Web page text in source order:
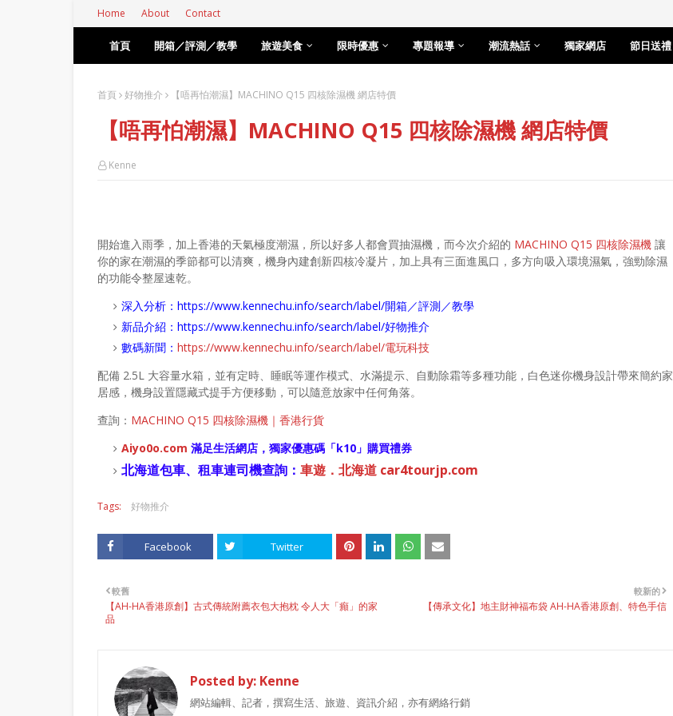
Home About Contact
首頁 開箱／評測／教學 旅遊美食 限時優惠 專題報導 潮流熱話 獨家網店 節日送禮
首頁 好物推介 【唔再怕潮濕】MACHINO Q15 四核除濕機 網店特價
【唔再怕潮濕】MACHINO Q15 四核除濕機 網店特價
Kenne
開始進入雨季，加上香港的天氣極度潮濕，所以好多人都會買抽濕機，而今次介紹的 MACHINO Q15 四核除濕機 讓
你的家在潮濕的季節都可以清爽，機身內建創新四核冷凝片，加上具有三面進風口，多方向吸入環境濕氣，強勁除濕
的功能令整屋速乾。
深入分析： https://www.kennechu.info/search/label/開箱／評測／教學
新品介紹： https://www.kennechu.info/search/label/好物推介
數碼新聞： https://www.kennechu.info/search/label/電玩科技
配備 2.5L 大容量水箱，並有定時、睡眠等運作模式、水滿提示、自動除霜等多種功能，白色迷你機身設計帶來簡約家
居感，機身設置隱藏式提手方便移動，可以隨意放家中任何角落。
查詢： MACHINO Q15 四核除濕機｜香港行貨
Aiyo0o.com 滿足生活網店， 獨家優惠碼「k10 」購買禮券
北海道包車、租車連司機查詢： 車遊．北海道 car4tourjp.com
Tags: 好物推介
Facebook Twitter
較新的
【傳承文化】地主財神福布袋 AH-HA香港原創、特色手信
較舊
【AH-HA香港原創】古式傳統附薦衣包大抱枕 令人大「癲」的家
品
Posted by: Kenne
網站編輯、記者，撰寫生活、旅遊、資訊介紹，亦有網絡行銷